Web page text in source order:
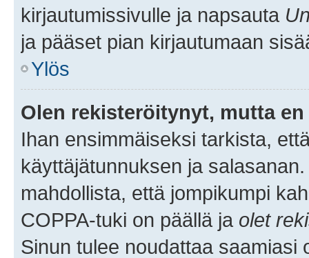
kirjautumissivulle ja napsauta
ja pääset pian kirjautumaan
Ylös
Olen rekisteröitynyt, mutta
Ihan ensimmäiseksi tarkista,
käyttäjätunnuksen ja
mahdollista, että jompikumpi
COPPA-tuki on päällä ja olet
Sinun tulee noudattaa saamiasi